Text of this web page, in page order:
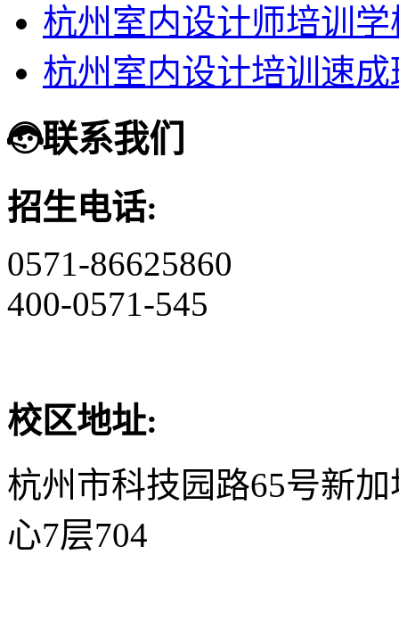
杭州室内设计师培训
杭州室内设计培训速成
联系我们
招生电话:
0571-86625860
400-0571-545
校区地址:
杭州市科技园路65号新
心7层704